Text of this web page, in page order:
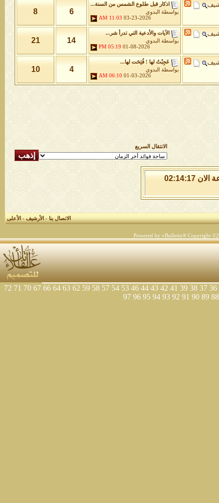
اذكار قبل طلوع الشمس من السنة...
بواسطة
البدوي
03-23-2026
11:03 AM
6
8
الآيات والأدعية التي تدرأ شر...
بواسطة
البدوي
01-08-2026
05:19 PM
14
21
عَجِبْتُ لها ! فُتِحَت لها...
بواسطة
البدوي
01-03-2026
06:10 AM
4
10
الانتقال السريع
السبت 8 من اغسطس 2026 , الساعة الان 02:14:17
الاتصال بنا-الأرشيف-الأعلى
Powered by vBulletin® Copyright
36
37
38
39
41
42
43
44
46
53
54
57
58
59
62
63
64
66
67
70
71
72
88
89
90
91
92
93
94
95
96
97